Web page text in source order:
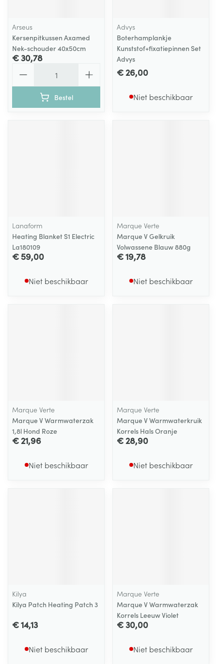
Arseus
Kersenpitkussen Axamed
Nek-schouder 40x50cm
€ 30,78
Bestel
Advys
Boterhamplankje
Kunststof+fixatiepinnen Set
Advys
€ 26,00
Niet beschikbaar
Lanaform
Heating Blanket S1 Electric
La180109
€ 59,00
Niet beschikbaar
Marque Verte
Marque V Gelkruik
Volwassene Blauw 880g
€ 19,78
Niet beschikbaar
Marque Verte
Marque V Warmwaterzak
1,8l Hond Roze
€ 21,96
Niet beschikbaar
Marque Verte
Marque V Warmwaterkruik
Korrels Hals Oranje
€ 28,90
Niet beschikbaar
Kilya
Kilya Patch Heating Patch 3
€ 14,13
Niet beschikbaar
Marque Verte
Marque V Warmwaterzak
Korrels Leeuw Violet
€ 30,00
Niet beschikbaar